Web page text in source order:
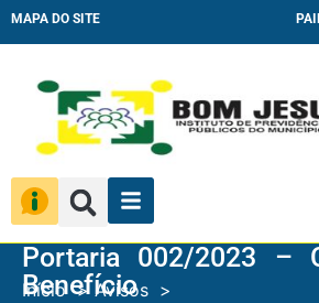
MAPA DO SITE
Portaria 002/2023 –
Benefício
Início
Avisos